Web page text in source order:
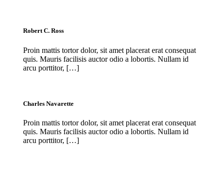
Robert C. Ross
Proin mattis tortor dolor, sit amet placerat erat consequat
quis. Mauris facilisis auctor odio a lobortis. Nullam id
arcu porttitor, […]
Charles Navarette
Proin mattis tortor dolor, sit amet placerat erat consequat
quis. Mauris facilisis auctor odio a lobortis. Nullam id
arcu porttitor, […]